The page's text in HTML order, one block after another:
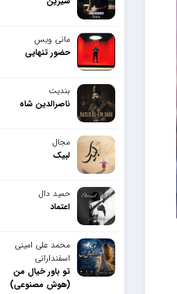
مانی ویس
حضور تنهایی
بندیت
ناصرالدین شاه
مجال
لبیک
حمید دال
اعتماد
محمد علی امینی
اسفندارانی
تو باور خیال من
(هوش مصنوعی)